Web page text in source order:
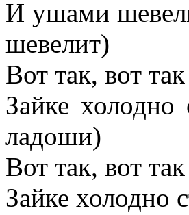
И ушами
шевелит)
Вот так, вот
Зайке холодно
ладоши)
Вот так, вот
Зайке холодно